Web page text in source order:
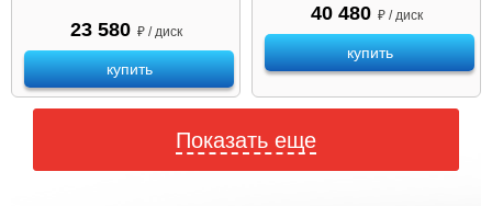
23 580 ₽ / диск
купить
40 480 ₽ / диск
купить
Показать еще